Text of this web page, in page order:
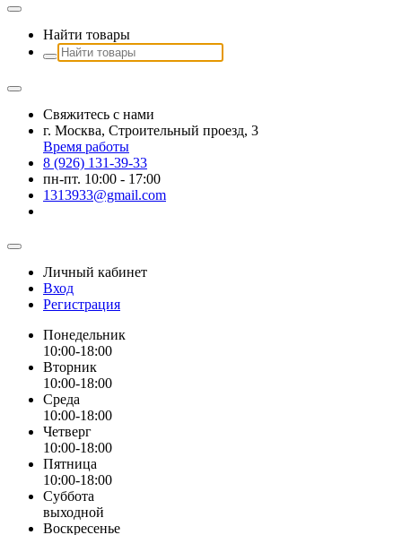
Найти товары
Свяжитесь с нами
г. Москва, Строительный проезд, 3
Время работы
8 (926) 131-39-33
пн-пт. 10:00 - 17:00
1313933@gmail.com
Личный кабинет
Вход
Регистрация
Понедельник
10:00-18:00
Вторник
10:00-18:00
Среда
10:00-18:00
Четверг
10:00-18:00
Пятница
10:00-18:00
Суббота
выходной
Воскресенье